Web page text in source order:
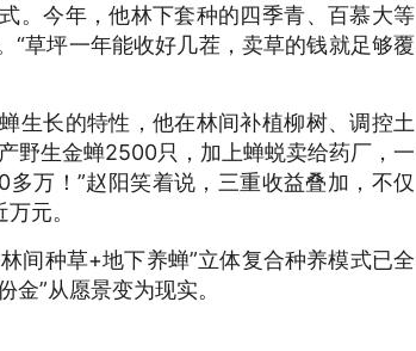
。今年，他林下套种的四季青、百慕大等
草坪一年能收好几茬，卖草的钱就足够覆
生长的特性，他在林间补植柳树、调控土
野生金蝉2500只，加上蝉蜕卖给药厂，一
万！”赵阳笑着说，三重收益叠加，不仅
元。
间种草+地下养蝉”立体复合种养模式已全
”从愿景变为现实。